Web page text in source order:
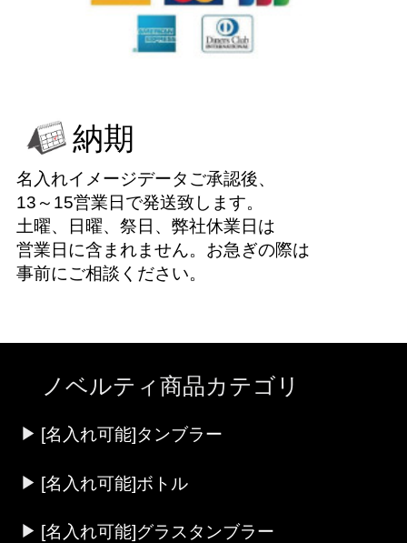
納期
名入れイメージデータご承認後、
13～15営業日で発送致します。
土曜、日曜、祭日、弊社休業日は
営業日に含まれません。お急ぎの際は
事前にご相談ください。
ノベルティ商品カテゴリ
[名入れ可能]タンブラー
[名入れ可能]ボトル
[名入れ可能]グラスタンブラー